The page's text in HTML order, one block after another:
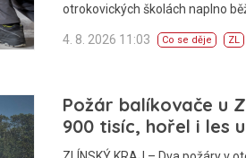
otrokovických školách naplno
4. 8. 2026 11:03 Co se děje ZL
Požár balíkovače u
900 tisíc, hořel i les